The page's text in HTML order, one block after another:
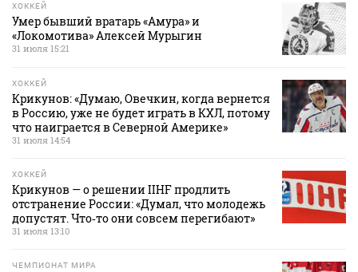
ХОККЕЙ
Умер бывший вратарь «Амура» и
«Локомотива» Алексей Мурыгин
31 июля 15:21
ХОККЕЙ
Крикунов: «Думаю, Овечкин, когда вернется
в Россию, уже не будет играть в КХЛ, потому
что наиграется в Северной Америке»
31 июля 14:54
ХОККЕЙ
Крикунов — о решении IIHF продлить
отстранение России: «Думал, что молодежь
допустят. Что‑то они совсем перегибают»
31 июля 13:10
ЧЕМПИОНАТ МИРА